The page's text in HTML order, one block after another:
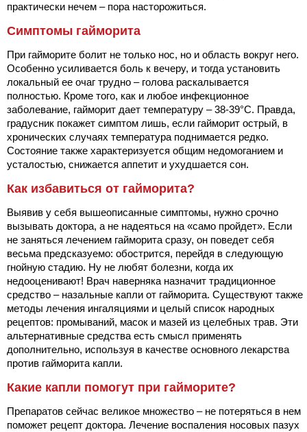
практически нечем – пора насторожиться.
Симптомы гайморита
При гайморите болит не только нос, но и область вокруг него.
Особенно усиливается боль к вечеру, и тогда установить
локальный ее очаг трудно – голова раскалывается
полностью. Кроме того, как и любое инфекционное
заболевание, гайморит дает температуру – 38-39°С. Правда,
градусник покажет симптом лишь, если гайморит острый, в
хронических случаях температура поднимается редко.
Состояние также характеризуется общим недомоганием и
усталостью, снижается аппетит и ухудшается сон.
Как избавиться от гайморита?
Выявив у себя вышеописанные симптомы, нужно срочно
вызывать доктора, а не надеяться на «само пройдет». Если
не заняться лечением гайморита сразу, он поведет себя
весьма предсказуемо: обострится, перейдя в следующую
гнойную стадию. Ну не любят болезни, когда их
недооценивают! Врач наверняка назначит традиционное
средство – назальные капли от гайморита. Существуют также
методы лечения ингаляциями и целый список народных
рецептов: промываний, масок и мазей из целебных трав. Эти
альтернативные средства есть смысл применять
дополнительно, используя в качестве основного лекарства
против гайморита капли.
Какие капли помогут при гайморите?
Препаратов сейчас великое множество – не потеряться в нем
поможет рецепт доктора. Лечение воспаления носовых пазух